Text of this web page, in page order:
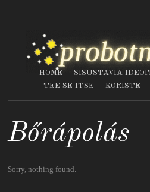
HOME SISUSTAVIA
TEE SE ITSE
KORISTE
Bőrápolás
Sorry, nothing found.